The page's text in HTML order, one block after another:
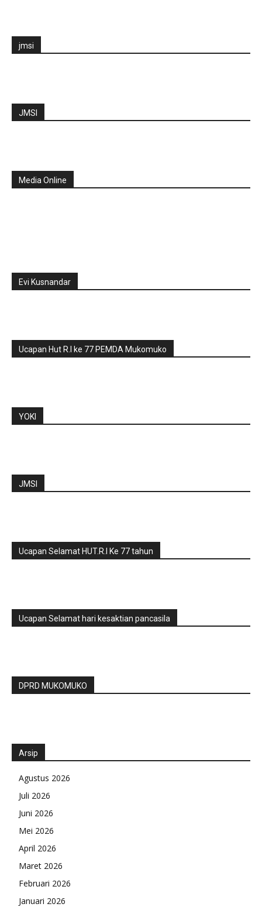
jmsi
JMSI
Media Online
Evi Kusnandar
Ucapan Hut R.I ke 77 PEMDA Mukomuko
YOKI
JMSI
Ucapan Selamat HUT.R.I Ke 77 tahun
Ucapan Selamat hari kesaktian pancasila
DPRD MUKOMUKO
Arsip
Agustus 2026
Juli 2026
Juni 2026
Mei 2026
April 2026
Maret 2026
Februari 2026
Januari 2026